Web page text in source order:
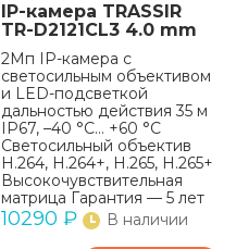
IP-камера TRASSIR
TR-D2121CL3 4.0 mm
2Мп IP-камера с
светосильным объективом
и LED-подсветкой
дальностью действия 35 м
IP67, –40 °C… +60 °C
Светосильный объектив
H.264, H.264+, H.265, H.265+
Высокочувствительная
матрица Гарантия — 5 лет
10290 ₽ В наличии